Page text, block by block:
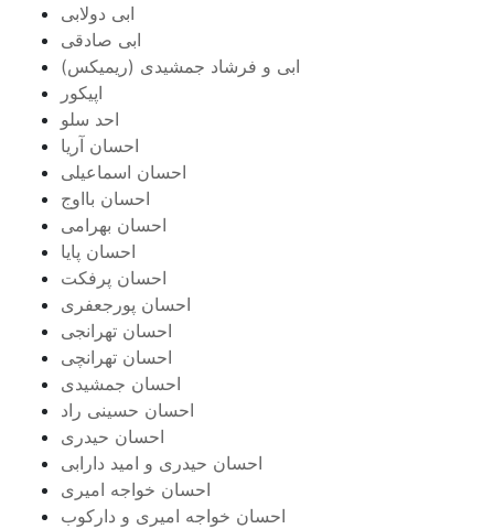
ابی دولابی
ابی صادقی
ابی و فرشاد جمشیدی (ریمیکس)
اپیکور
احد سلو
احسان آریا
احسان اسماعیلی
احسان بااوج
احسان بهرامی
احسان پایا
احسان پرفکت
احسان پورجعفری
احسان تهرانجی
احسان تهرانچی
احسان جمشیدی
احسان حسینی راد
احسان حیدری
احسان حیدری و امید دارابی
احسان خواجه امیری
احسان خواجه امیری و دارکوب